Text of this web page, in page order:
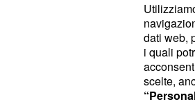
dati web,
i quali
scelte,